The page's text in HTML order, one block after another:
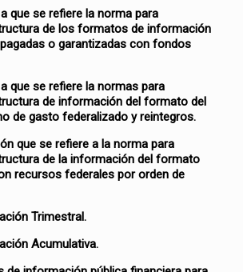
que se refiere la norma para
de los formatos de información
o garantizadas con fondos
que se refiere la normas para
de información del formato del
de gasto federalizado y reintegros.
que se refiere a la norma para
de la información del formato
recursos federales por orden de
Trimestral.
Acumulativa.